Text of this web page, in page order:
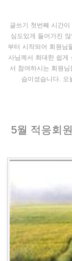
글쓰기 첫번째 시간
심도있게 들어가진
부터 시작되어 회원님
사님께서 최대한 쉽게
서 참여하시는 회원
습이셨습니다. 오
5월 적응회